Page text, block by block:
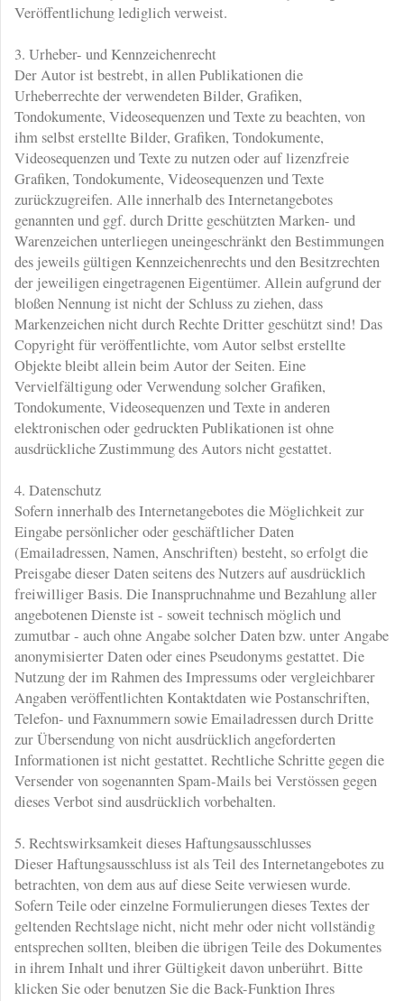
Veröffentlichung lediglich verweist.
3. Urheber- und Kennzeichenrecht
Der Autor ist bestrebt, in allen Publikationen die
Urheberrechte der verwendeten Bilder, Grafiken,
Tondokumente, Videosequenzen und Texte zu beachten, von
ihm selbst erstellte Bilder, Grafiken, Tondokumente,
Videosequenzen und Texte zu nutzen oder auf lizenzfreie
Grafiken, Tondokumente, Videosequenzen und Texte
zurückzugreifen. Alle innerhalb des Internetangebotes
genannten und ggf. durch Dritte geschützten Marken- und
Warenzeichen unterliegen uneingeschränkt den Bestimmungen
des jeweils gültigen Kennzeichenrechts und den Besitzrechten
der jeweiligen eingetragenen Eigentümer. Allein aufgrund der
bloßen Nennung ist nicht der Schluss zu ziehen, dass
Markenzeichen nicht durch Rechte Dritter geschützt sind! Das
Copyright für veröffentlichte, vom Autor selbst erstellte
Objekte bleibt allein beim Autor der Seiten. Eine
Vervielfältigung oder Verwendung solcher Grafiken,
Tondokumente, Videosequenzen und Texte in anderen
elektronischen oder gedruckten Publikationen ist ohne
ausdrückliche Zustimmung des Autors nicht gestattet.
4. Datenschutz
Sofern innerhalb des Internetangebotes die Möglichkeit zur
Eingabe persönlicher oder geschäftlicher Daten
(Emailadressen, Namen, Anschriften) besteht, so erfolgt die
Preisgabe dieser Daten seitens des Nutzers auf ausdrücklich
freiwilliger Basis. Die Inanspruchnahme und Bezahlung aller
angebotenen Dienste ist - soweit technisch möglich und
zumutbar - auch ohne Angabe solcher Daten bzw. unter Angabe
anonymisierter Daten oder eines Pseudonyms gestattet. Die
Nutzung der im Rahmen des Impressums oder vergleichbarer
Angaben veröffentlichten Kontaktdaten wie Postanschriften,
Telefon- und Faxnummern sowie Emailadressen durch Dritte
zur Übersendung von nicht ausdrücklich angeforderten
Informationen ist nicht gestattet. Rechtliche Schritte gegen die
Versender von sogenannten Spam-Mails bei Verstössen gegen
dieses Verbot sind ausdrücklich vorbehalten.
5. Rechtswirksamkeit dieses Haftungsausschlusses
Dieser Haftungsausschluss ist als Teil des Internetangebotes zu
betrachten, von dem aus auf diese Seite verwiesen wurde.
Sofern Teile oder einzelne Formulierungen dieses Textes der
geltenden Rechtslage nicht, nicht mehr oder nicht vollständig
entsprechen sollten, bleiben die übrigen Teile des Dokumentes
in ihrem Inhalt und ihrer Gültigkeit davon unberührt. Bitte
klicken Sie oder benutzen Sie die Back-Funktion Ihres